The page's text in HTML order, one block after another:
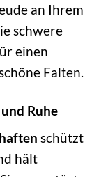
an Ihrem
schwere
einen
Falten.
Ruhe
schützt
hält